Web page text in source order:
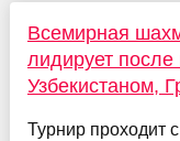
Всемирная
лидирует
Узбекистаном,
Турнир проходит